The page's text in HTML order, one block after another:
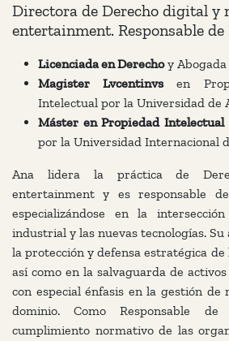
Directora de Derecho digital y
entertainment. Responsable de
Licenciada en Derechoy Abogada
Magister Lvcentinvs en
Intelectual por la Universidad de
Máster en Propiedad Intelectual
por la Universidad Internacional
Ana lidera la práctica de
entertainment y es responsable
especializándose en la
industrial y las nuevas tecnologías.
la protección y defensa estratégica de
así como en la salvaguarda de
con especial énfasis en la gestión de
dominio. Como Responsable
cumplimiento normativo de las